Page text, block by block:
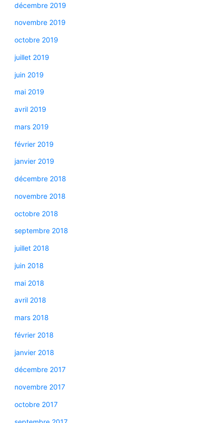
décembre 2019
novembre 2019
octobre 2019
juillet 2019
juin 2019
mai 2019
avril 2019
mars 2019
février 2019
janvier 2019
décembre 2018
novembre 2018
octobre 2018
septembre 2018
juillet 2018
juin 2018
mai 2018
avril 2018
mars 2018
février 2018
janvier 2018
décembre 2017
novembre 2017
octobre 2017